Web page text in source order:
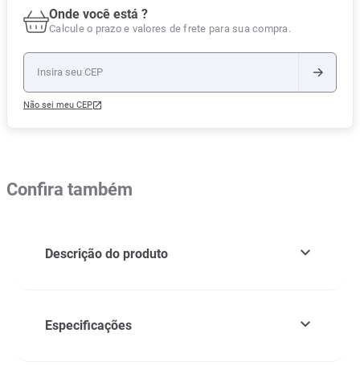
Onde você está ?
Calcule o prazo e valores de frete para sua compra.
Não sei meu CEP
Confira também
Descrição do produto
Especificações